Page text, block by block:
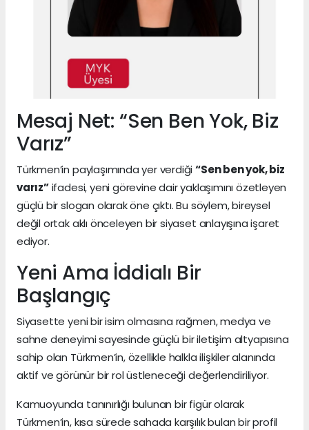
Mesaj Net: “Sen Ben Yok, Biz
Varız”
Türkmen’in paylaşımında yer verdiği“Sen ben yok, biz
varız”ifadesi, yeni görevine dair yaklaşımını özetleyen
güçlü bir slogan olarak öne çıktı. Bu söylem, bireysel
değil ortak aklı önceleyen bir siyaset anlayışına işaret
ediyor.
Yeni Ama İddialı Bir
Başlangıç
Siyasette yeni bir isim olmasına rağmen, medya ve
sahne deneyimi sayesinde güçlü bir iletişim altyapısına
sahip olan Türkmen’in, özellikle halkla ilişkiler alanında
aktif ve görünür bir rol üstleneceği değerlendiriliyor.
Kamuoyunda tanınırlığı bulunan bir figür olarak
Türkmen’in, kısa sürede sahada karşılık bulan bir profil